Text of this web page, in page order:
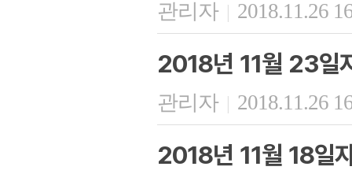
관리자 | 2018.11.26
2018년 11월 23일
관리자 | 2018.11.26
2018년 11월 18일